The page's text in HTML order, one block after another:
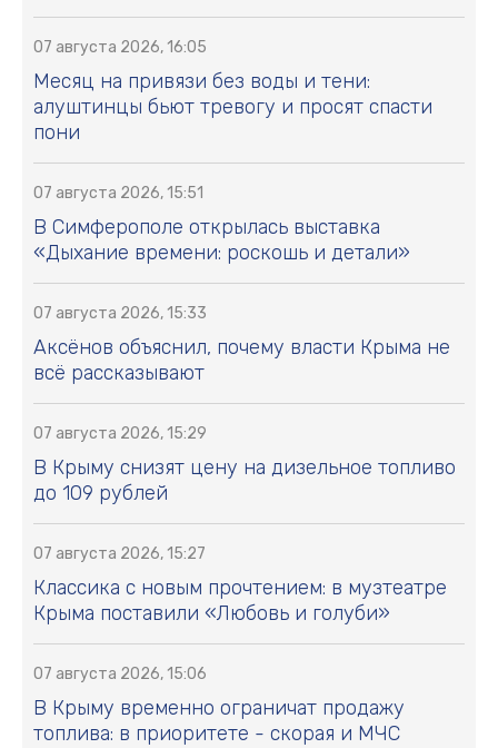
07 августа 2026, 16:05
Месяц на привязи без воды и тени:
алуштинцы бьют тревогу и просят спасти
пони
07 августа 2026, 15:51
В Симферополе открылась выставка
«Дыхание времени: роскошь и детали»
07 августа 2026, 15:33
Аксёнов объяснил, почему власти Крыма не
всё рассказывают
07 августа 2026, 15:29
В Крыму снизят цену на дизельное топливо
до 109 рублей
07 августа 2026, 15:27
Классика с новым прочтением: в музтеатре
Крыма поставили «Любовь и голуби»
07 августа 2026, 15:06
В Крыму временно ограничат продажу
топлива: в приоритете - скорая и МЧС